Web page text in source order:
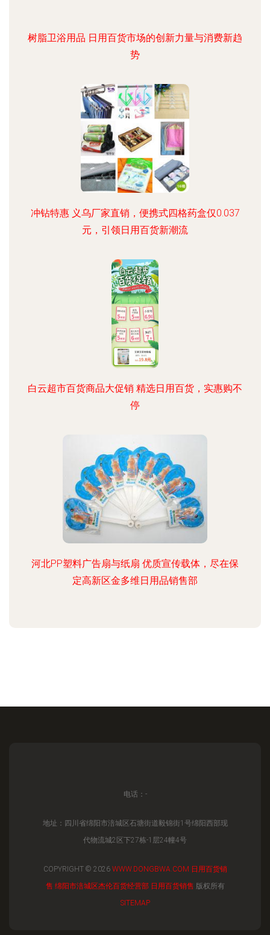
树脂卫浴用品 日用百货市场的创新力量与消费新趋
势
冲钻特惠 义乌厂家直销，便携式四格药盒仅0.037
元，引领日用百货新潮流
白云超市百货商品大促销 精选日用百货，实惠购不
停
河北PP塑料广告扇与纸扇 优质宣传载体，尽在保
定高新区金多维日用品销售部
电话：-
地址：四川省绵阳市涪城区石塘街道毅锦街1号绵阳西部现
代物流城2区下27栋-1层24幢4号
COPYRIGHT © 2026 WWW.DONGBWA.COM 日用百货销
售 绵阳市涪城区杰伦百货经营部 日用百货销售 版权所有
SITEMAP